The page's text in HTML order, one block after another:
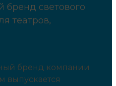
бренд светового
театров,
бренд компании
выпускается